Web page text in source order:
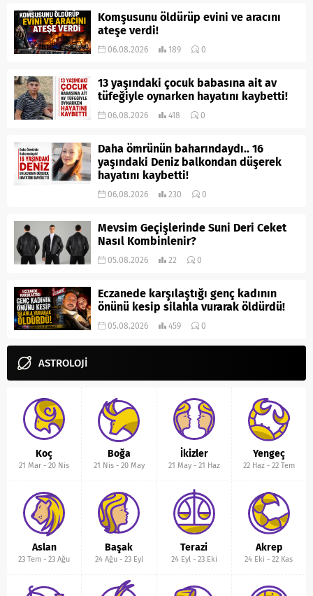
Komşusunu öldürüp evini ve aracını
ateşe verdi!
06.08.2026 189 0
13 yaşındaki çocuk babasına ait av
tüfeğiyle oynarken hayatını kaybetti!
06.08.2026 418 0
Daha ömrünün baharındaydı.. 16
yaşındaki Deniz balkondan düşerek
hayatını kaybetti!
06.08.2026 230 0
Mevsim Geçişlerinde Suni Deri Ceket
Nasıl Kombinlenir?
05.08.2026 22 0
Eczanede karşılaştığı genç kadının
önünü kesip silahla vurarak öldürdü!
05.08.2026 459 0
ASTROLOJİ
Koç
21 Mar -20 Nis
Boğa
21 Nis- 20 May
İkizler
21 May- 21 Haz
Yengeç
22 Haz- 22 Tem
Aslan
23 Tem -23 Ağu
Başak
24 Ağu- 23 Eyl
Terazi
24 Eyl- 23 Eki
Akrep
24 Eki -22 Kas